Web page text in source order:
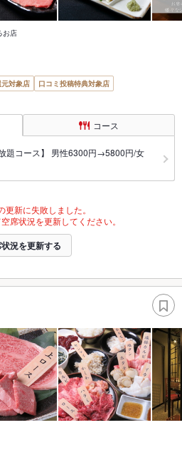
お店
元対象店
口コミ投稿特典対象店
コース
題コース】 男性6300円→5800円/女
更新に失敗しました。
席状況を更新してください。
況を更新する